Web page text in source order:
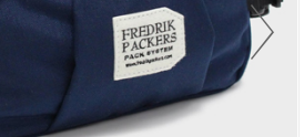
Next